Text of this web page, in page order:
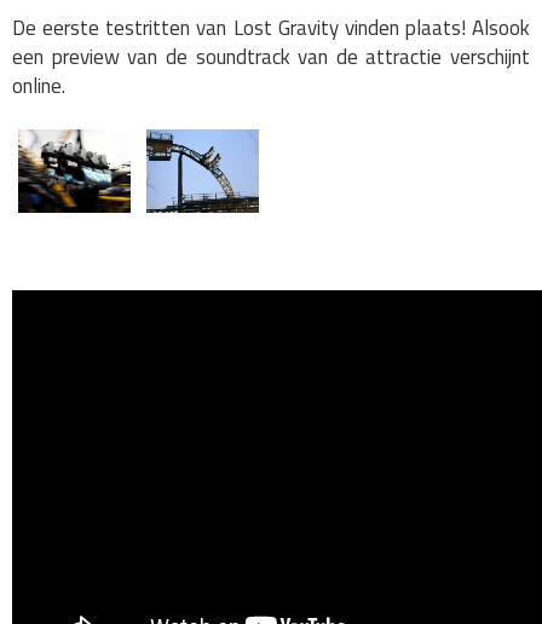
De eerste testritten van Lost Gravity vinden plaats! Alsook
een preview van de soundtrack van de attractie verschijnt
online.